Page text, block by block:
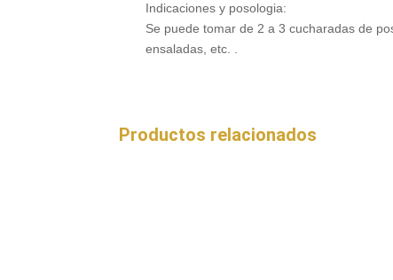
Indicaciones y posologia:
Se puede tomar de 2 a 3 cucharadas de
ensaladas, etc. .
Productos relacionados